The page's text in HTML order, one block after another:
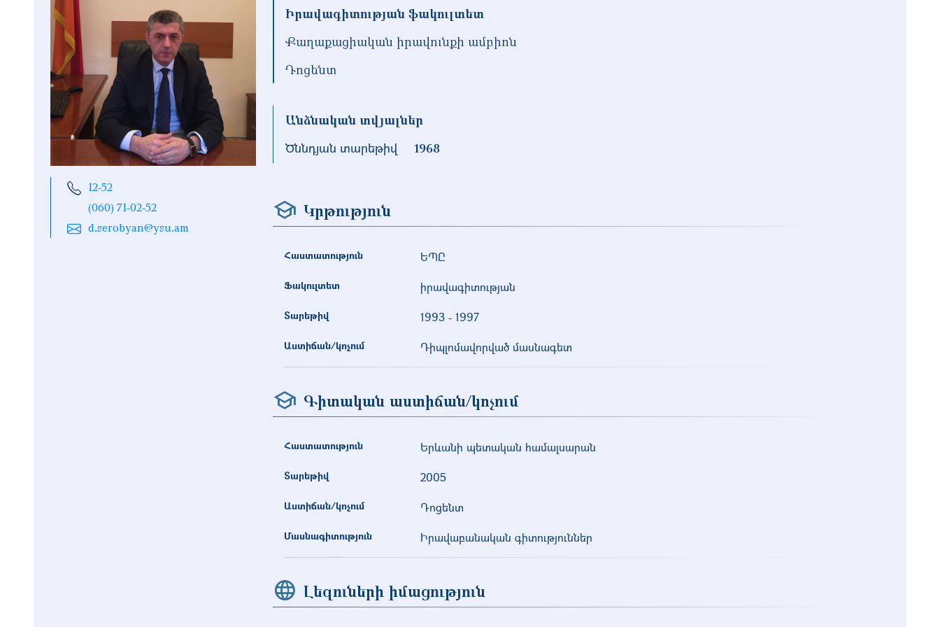
12-52
(060) 71-02-52
d.serobyan@ysu.am
Իրավագիտության ֆակուլտետ
Քաղաքացիական իրավունքի ամբիոն
Դոցենտ
Անձնական տվյալներ
Ծննդյան տարեթիվ
1968
Կրթություն
Հաստատություն ԵՊԸ
Ֆակուլտետ իրավագիտության
Տարեթիվ 1993- 1997
Աստիճան/կոչում Դիպլոմավորված մասնագետ
Գիտական աստիճան/կոչում
Հաստատություն Երևանի պետական համալսարան
Տարեթիվ 2005
Աստիճան/կոչում Դոցենտ
Մասնագիտություն Իրավաբանական գիտություններ
Լեզուների իմացություն